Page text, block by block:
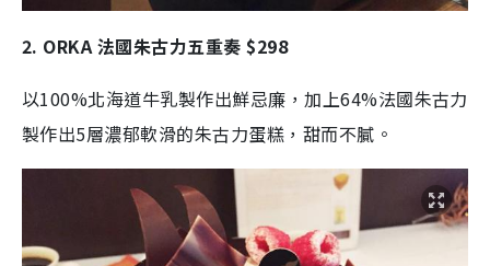
2. ORKA 法國朱古力五重奏 $298
以100%北海道牛乳製作出鮮忌廉，加上64%法國朱古力
製作出5層濃郁軟滑的朱古力蛋糕，甜而不膩。